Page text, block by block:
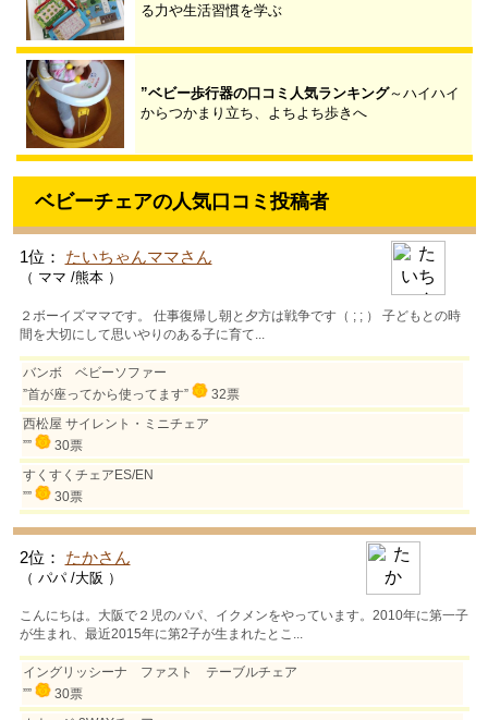
る力や生活習慣を学ぶ
”ベビー歩行器の口コミ人気ランキング～ハイハイ
からつかまり立ち、よちよち歩きへ
ベビーチェアの人気口コミ投稿者
1位： たいちゃんママさん
（ ママ /熊本 ）
２ボーイズママです。 仕事復帰し朝と夕方は戦争です（ ; ; ） 子どもとの時
間を大切にして思いやりのある子に育て...
バンボ ベビーソファー
”首が座ってから使ってます”
32票
西松屋 サイレント・ミニチェア
””
30票
すくすくチェアES/EN
””
30票
2位： たかさん
（ パパ /大阪 ）
こんにちは。大阪で２児のパパ、イクメンをやっています。2010年に第一子
が生まれ、最近2015年に第2子が生まれたとこ...
イングリッシーナ ファスト テーブルチェア
””
30票